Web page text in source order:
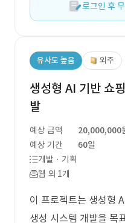
로그인 후
유사도 높음 외주
생성형 AI 기반 쇼
발
예상 금액
20,000,000
예상 기간
60일
개발 · 기획
웹 외 1개
이 프로젝트는 생성형
생성 시스템 개발을 목